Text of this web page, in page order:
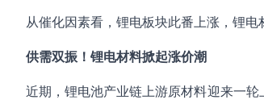
从催化因素看，锂电板块此番上涨，锂电
供需双振！锂电材料掀起涨价潮
近期，锂电池产业链上游原材料迎来一